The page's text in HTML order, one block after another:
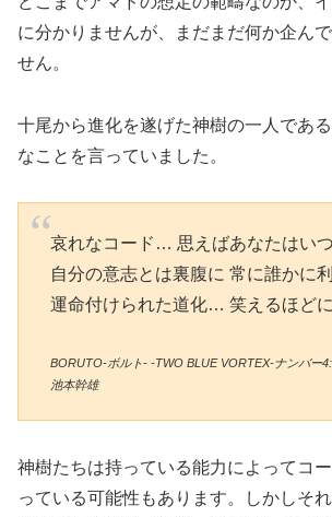
に分かりませんが、まだまだ何か企ん
せん。
十尾から進化を遂げた神樹の一人であ
なことを言っていました。
哀れなコード… 思えばあなたはい
自分の意志とは裏腹に 常に誰かに
運命付けられた道化… 笑えるほどに
BORUTO-ボルト- -TWO BLUE VORTEX-ナンバー
池本幹雄
神樹たちは持っている能力によってコ
っている可能性もあります。しかしそ